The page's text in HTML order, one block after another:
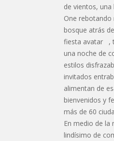
de vientos,
One
bosque atrás
fiesta avatar ,
una noche de
estilos
invitados
alimentan de
bienvenidos y
más de 60
En medio de la
lindísimo de